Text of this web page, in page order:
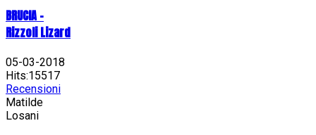
BRUCIA -
Rizzoli Lizard
05-03-2018
Hits:15517
Recensioni
Matilde
Losani